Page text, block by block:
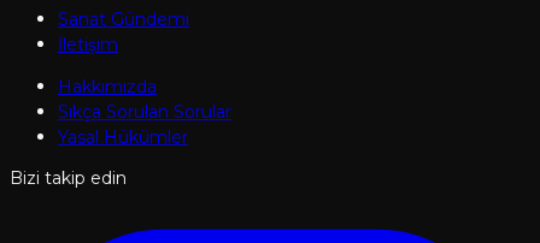
Sanat Gündemi
İletişim
Hakkımızda
Sıkça Sorulan Sorular
Yasal Hükümler
Bizi takip edin